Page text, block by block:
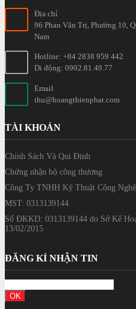
Địa chỉ
96 Phan Văn Trị, Phường 10,
Nam
Hotline: +84 2838 959 442
Di động: 0902.81.49.77
Email
thu@hoangthienphat.com
TÀI KHOẢN
Chính Sách Và Qui Định
Chứng nhận bộ công thương
Công Ty TNHH Kỹ Thuật Công
MST: 0313139144
Số ĐKKD: 0313139144 do Sở Kế
13/02/2015
ĐĂNG KÍ NHẬN TIN